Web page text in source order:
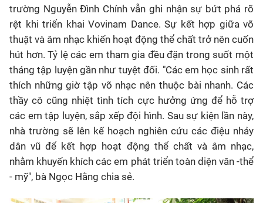
trường Nguyễn Đình Chính vẫn ghi nhận sự bứt phá rõ
rệt khi triển khai Vovinam Dance. Sự kết hợp giữa võ
thuật và âm nhạc khiến hoạt động thể chất trở nên cuốn
hút hơn. Tỷ lệ các em tham gia đều đặn trong suốt một
tháng tập luyện gần như tuyệt đối. "Các em học sinh rất
thích những giờ tập võ nhạc nên thuộc bài nhanh. Các
thầy cô cũng nhiệt tình tích cực hưởng ứng để hỗ trợ
các em tập luyện, sắp xếp đội hình. Sau sự kiện lần này,
nhà trường sẽ lên kế hoạch nghiên cứu các điệu nhảy
dân vũ để kết hợp hoạt động thể chất và âm nhạc,
nhằm khuyến khích các em phát triển toàn diện văn -thể
- mỹ", bà Ngọc Hằng chia sẻ.